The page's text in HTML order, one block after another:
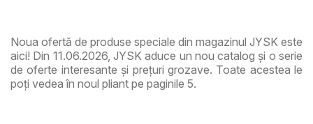
Noua ofertă de produse speciale din magazinul JYSK este
aici! Din 11.06.2026, JYSK aduce un nou catalog și o serie
de oferte interesante și prețuri grozave. Toate acestea le
poți vedea în noul pliant pe paginile 5.